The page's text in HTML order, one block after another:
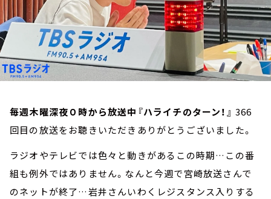
毎週木曜深夜０時から放送中『ハライチのターン！』 366
回目の放送をお聴きいただきありがとうございました。
ラジオやテレビでは色々と動きがあるこの時期…この番
組も例外ではありません。なんと今週で宮崎放送さんで
のネットが終了…岩井さんいわくレジスタンス入りする